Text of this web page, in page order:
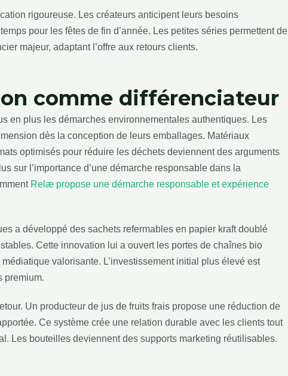
rigoureuse. Les créateurs anticipent leurs besoins
pour les fêtes de fin d’année. Les petites séries permettent de
majeur, adaptant l’offre aux retours clients.
comme différenciateur
en plus les démarches environnementales authentiques. Les
dès la conception de leurs emballages. Matériaux
optimisés pour réduire les déchets deviennent des arguments
sur l’importance d’une démarche responsable dans la
Relæ propose une démarche responsable et expérience
a développé des sachets refermables en papier kraft doublé
Cette innovation lui a ouvert les portes de chaînes bio
valorisante. L’investissement initial plus élevé est
premium.
Un producteur de jus de fruits frais propose une réduction de
Ce système crée une relation durable avec les clients tout
Les bouteilles deviennent des supports marketing réutilisables.